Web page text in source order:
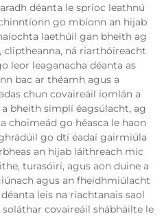
déanta le sprioc leathnú
go mbíonn an hijab
laethúil gan bheith ag
cliptheanna, ná riarthóireacht
leor leaganacha déanta as
bac ar théamh agus a
chun covaireáil iomlán a
bheith simplí éagsúlacht, ag
choimeád go héasca le haon
go dtí éadaí gairmiúla
an hijab láithreach mic
turasóirí, agus aon duine a
agus an fheidhmiúlacht
leis na riachtanais saol
covaireáil shábháilte le